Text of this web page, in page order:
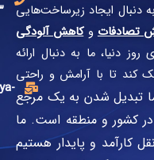
ما
66517193-
021
ایمیل:
info@mahya-
its.ir
تهران،